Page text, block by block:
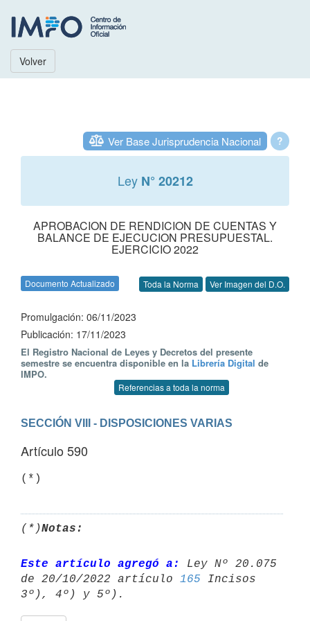
Volver
?
Ver Base Jurisprudencia Nacional
Ley N° 20212
APROBACION DE RENDICION DE CUENTAS Y
BALANCE DE EJECUCION PRESUPUESTAL.
EJERCICIO 2022
Documento Actualizado Toda la Norma Ver Imagen del D.O.
Promulgación: 06/11/2023
Publicación: 17/11/2023
El Registro Nacional de Leyes y Decretos del presente
semestre se encuentra disponible en la Librería Digital de
IMPO.
Referencias a toda la norma
SECCIÓN VIII - DISPOSICIONES VARIAS
Artículo 590
(*)
(*)Notas:
Este artículo agregó a:
Ley Nº 20.075
de 20/10/2022 artículo 165 Incisos